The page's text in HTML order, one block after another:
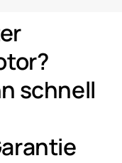
defekter